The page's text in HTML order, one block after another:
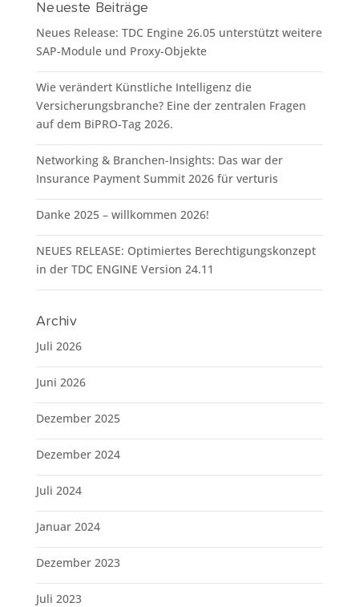
Neueste Beiträge
Neues Release: TDC Engine 26.05 unterstützt weitere
SAP-Module und Proxy-Objekte
Wie verändert Künstliche Intelligenz die
Versicherungsbranche? Eine der zentralen Fragen
auf dem BiPRO-Tag 2026.
Networking & Branchen-Insights: Das war der
Insurance Payment Summit 2026 für verturis
Danke 2025 – willkommen 2026!
NEUES RELEASE: Optimiertes Berechtigungskonzept
in der TDC ENGINE Version 24.11
Archiv
Juli 2026
Juni 2026
Dezember 2025
Dezember 2024
Juli 2024
Januar 2024
Dezember 2023
Juli 2023